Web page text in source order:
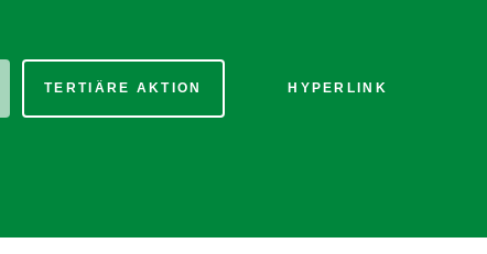
TERTIÄRE AKTION HYPERLINK